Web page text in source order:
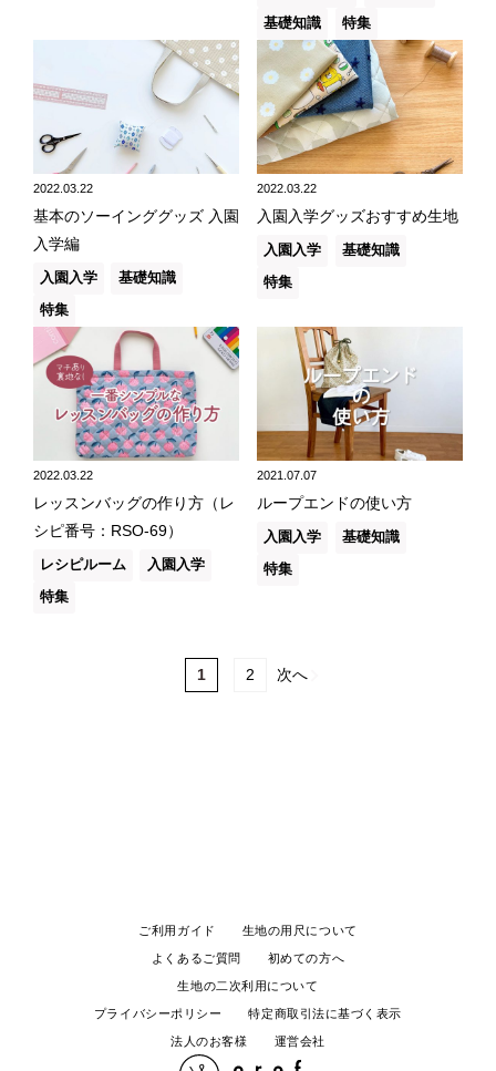
基礎知識 特集
2022.03.22
基本のソーインググッズ 入園
入学編
入園入学 基礎知識
特集
2022.03.22
入園入学グッズおすすめ生地
入園入学 基礎知識
特集
2022.03.22
レッスンバッグの作り方（レ
シピ番号：RSO-69）
レシピルーム 入園入学
特集
2021.07.07
ループエンドの使い方
入園入学 基礎知識
特集
1 2 次へ
ご利用ガイド 生地の用尺について
よくあるご質問 初めての方へ
生地の二次利用について
プライバシーポリシー 特定商取引法に基づく表示
法人のお客様 運営会社